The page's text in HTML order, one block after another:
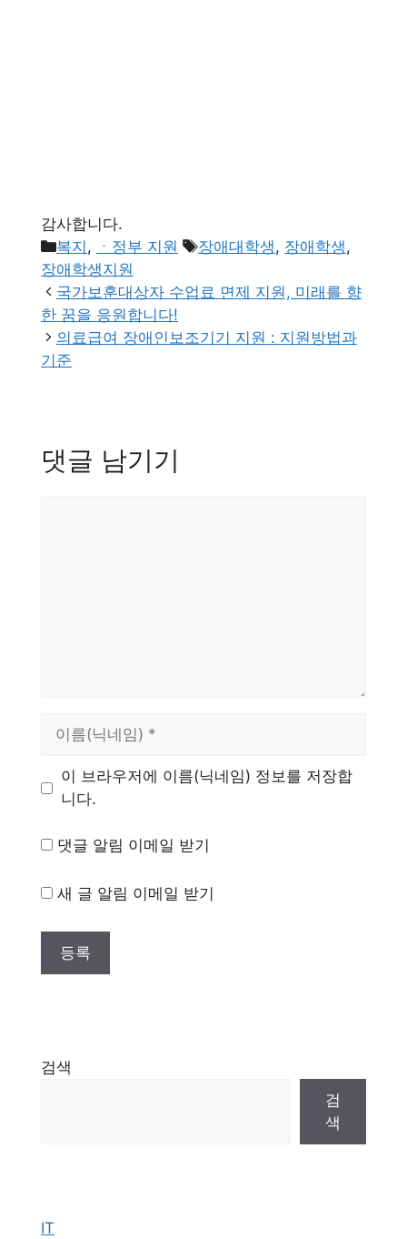
감사합니다.
카
테
고
리
복지 , ㆍ정부 지원
태
장애대학생, 장애학생,
장애학생지원
국가보훈대상자 수업료 면제 지원, 미래를 향
한 꿈을 응원합니다!
의료급여 장애인보조기기 지원 : 지원방법과
기준
댓글 남기기
이 브라우저에 이름(닉네임) 정보를 저장합
니다.
댓글 알림 이메일 받기
새 글 알림 이메일 받기
검색
검
색
IT